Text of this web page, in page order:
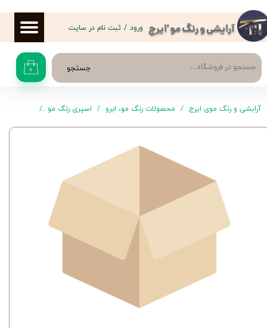
آرایشی و رنگ مو 'ایرج
جستجو ۰
ورود / ثبت نام در سایت
حساب کاربری من
تغییر گذر واژه
سفارشات
خروج از حساب کاربری
آرایشی و رنگ موی ایرج محصولات رنگ مو، ابرو اسپری رنگ مو